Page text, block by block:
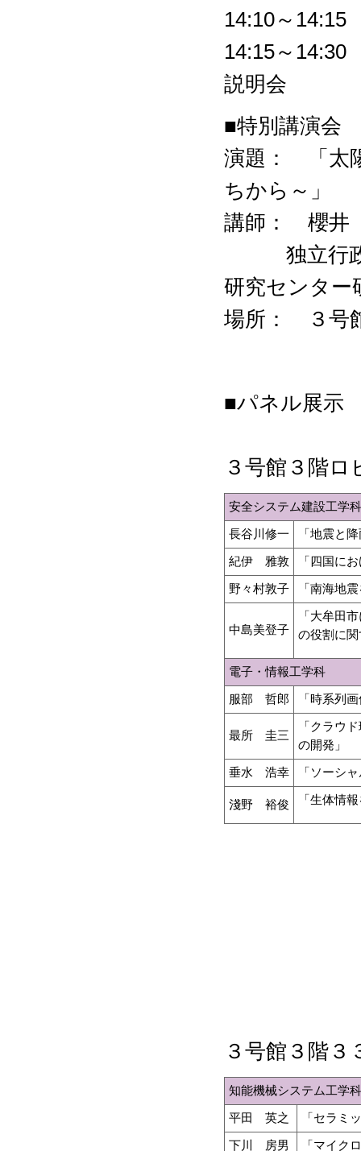
14:10～
14:15～
説明会
■特別講演会
演題： 「太
ちから～」
講師： 櫻
独立行政
研究センター
場所： ３号
■パネル展示
３号館３階ロ
安全システム建設工学科
長谷川修一 「地震と
紀伊 雅敦 「四国に
野々村敦子 「南海地
中島美登子
「大牟田
の役割に
電子・情報工学科
服部 哲郎 「時系列
最所 圭三
「クラウ
の開発」
垂水 浩幸 「ソーシ
淺野 裕俊 「生体情
３号館３階３
知能機械システム工学
平田 英之 「セラミ
下川 房男 「マイク